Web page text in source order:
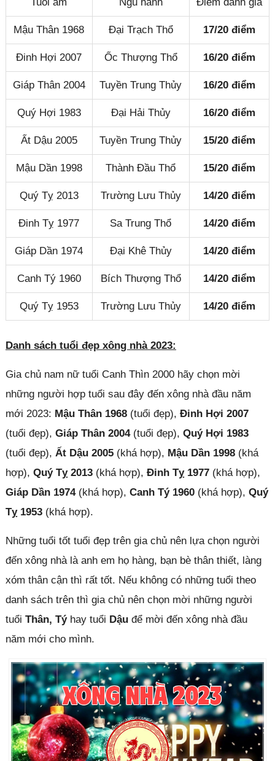
Mậu Thân 1968 Đại Trạch Thổ 17/20 điểm
Đinh Hợi 2007 Ốc Thượng Thổ 16/20 điểm
Giáp Thân 2004 Tuyền Trung Thủy 16/20 điểm
Quý Hợi 1983 Đại Hải Thủy 16/20 điểm
Ất Dậu 2005 Tuyền Trung Thủy 15/20 điểm
Mậu Dần 1998 Thành Đầu Thổ 15/20 điểm
Quý Tỵ 2013 Trường Lưu Thủy 14/20 điểm
Đinh Tỵ 1977 Sa Trung Thổ 14/20 điểm
Giáp Dần 1974 Đại Khê Thủy 14/20 điểm
Canh Tý 1960 Bích Thượng Thổ 14/20 điểm
Quý Tỵ 1953 Trường Lưu Thủy 14/20 điểm
Danh sách tuổi đẹp xông nhà 2023:
Gia chủ nam nữ tuổi Canh Thìn 2000 hãy chọn mời
những người hợp tuổi sau đây đến xông nhà đầu năm
mới 2023: Mậu Thân 1968(tuổi đẹp), Đinh Hợi 2007
(tuổi đẹp), Giáp Thân 2004(tuổi đẹp), Quý Hợi 1983
(tuổi đẹp), Ất Dậu 2005(khá hợp), Mậu Dần 1998(khá
hợp), Quý Tỵ 2013(khá hợp), Đinh Tỵ 1977(khá hợp),
Giáp Dần 1974(khá hợp), Canh Tý 1960(khá hợp), Quý
Tỵ 1953(khá hợp).
Những tuổi tốt tuổi đẹp trên gia chủ nên lựa chọn người
đến xông nhà là anh em họ hàng, bạn bè thân thiết, làng
xóm thân cận thì rất tốt. Nếu không có những tuổi theo
danh sách trên thì gia chủ nên chọn mời những người
tuổi Thân, Týhay tuổi Dậuđể mời đến xông nhà đầu
năm mới cho mình.
Đóng quảng cáo ✕